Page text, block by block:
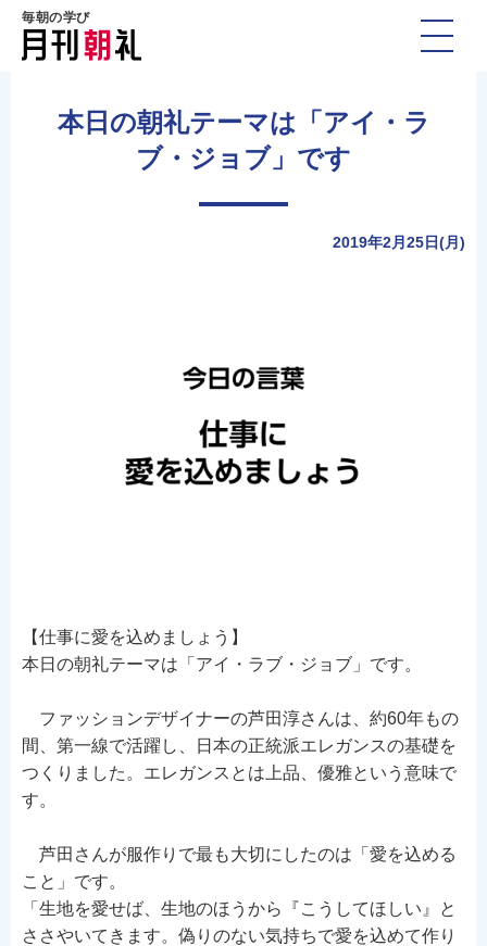
毎朝の学び
本日の朝礼テーマは「アイ・ラ
ブ・ジョブ」です
2019年2月25日(月)
【仕事に愛を込めましょう】
本日の朝礼テーマは「アイ・ラブ・ジョブ」です。
ファッションデザイナーの芦田淳さんは、約60年もの
間、第一線で活躍し、日本の正統派エレガンスの基礎を
つくりました。エレガンスとは上品、優雅という意味で
す。
芦田さんが服作りで最も大切にしたのは「愛を込める
こと」です。
「生地を愛せば、生地のほうから『こうしてほしい』と
ささやいてきます。偽りのない気持ちで愛を込めて作り